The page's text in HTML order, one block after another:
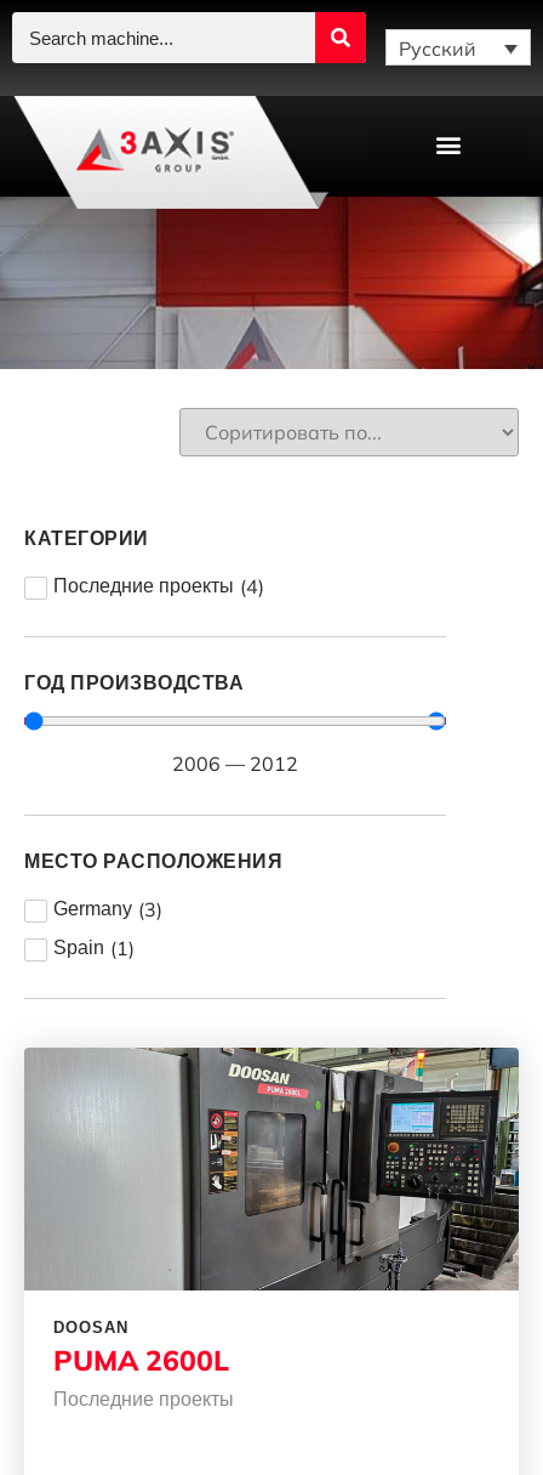
Русский
КАТЕГОРИИ
Последние проекты (4)
ГОД ПРОИЗВОДСТВА
2006 — 2012
МЕСТО РАСПОЛОЖЕНИЯ
Germany (3)
Spain (1)
DOOSAN
PUMA 2600L
Последние проекты